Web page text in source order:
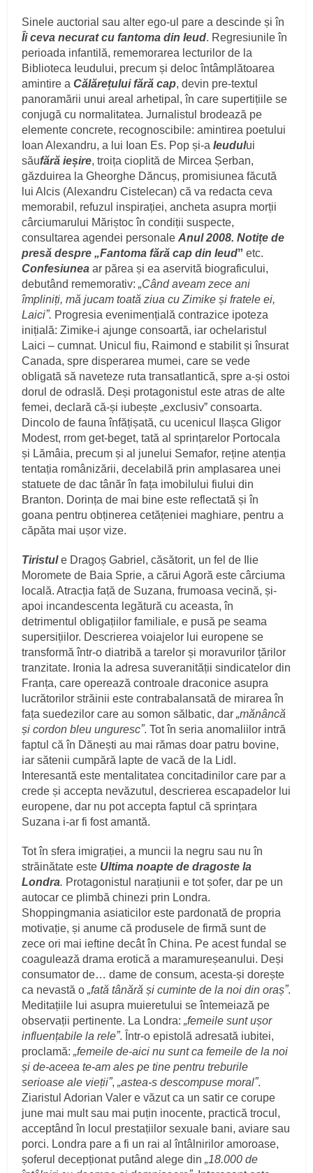
Sinele auctorial sau alter ego-ul pare a descinde și în
Îi ceva necurat cu fantoma din Ieud. Regresiunile în
perioada infantilă, rememorarea lecturilor de la
Biblioteca Ieudului, precum și deloc întâmplătoarea
amintire aCălărețului fără cap, devin pre-textul
panoramării unui areal arhetipal, în care supertițiile se
conjugă cu normalitatea. Jurnalistul brodează pe
elemente concrete, recognoscibile: amintirea poetului
Ioan Alexandru, a lui Ioan Es. Pop și-aIeudului
săufără ieșire, troița cioplită de Mircea Șerban,
găzduirea la Gheorghe Dăncuș, promisiunea făcută
lui Alcis (Alexandru Cistelecan) că va redacta ceva
memorabil, refuzul inspirației, ancheta asupra morții
cârciumarului Măriștoc în condiții suspecte,
consultarea agendei personaleAnul 2008. Notițe de
presă despre „Fantoma fără cap din Ieudˮ etc.
Confesiunea ar părea și ea aservită biograficului,
debutând rememorativ:„Când aveam zece ani
împliniți, mă jucam toată ziua cu Zimike și fratele ei,
Laiciˮ. Progresia evenimențială contrazice ipoteza
inițială: Zimike-i ajunge consoartă, iar ochelaristul
Laici – cumnat. Unicul fiu, Raimond e stabilit și însurat
Canada, spre disperarea mumei, care se vede
obligată să naveteze ruta transatlantică, spre a-și ostoi
dorul de odraslă. Deși protagonistul este atras de alte
femei, declară că-și iubește „exclusivˮ consoarta.
Dincolo de fauna înfățișată, cu ucenicul Ilașca Gligor
Modest, rrom get-beget, tată al sprințarelor Portocala
și Lămâia, precum și al junelui Semafor, reține atenția
tentația românizării, decelabilă prin amplasarea unei
statuete de dac tânăr în fața imobilului fiului din
Branton. Dorința de mai bine este reflectată și în
goana pentru obținerea cetățeniei maghiare, pentru a
căpăta mai ușor vize.
Tiristul e Dragoș Gabriel, căsătorit, un fel de Ilie
Moromete de Baia Sprie, a cărui Agoră este cârciuma
locală. Atracția față de Suzana, frumoasa vecină, și-
apoi incandescenta legătură cu aceasta, în
detrimentul obligațiilor familiale, e pusă pe seama
supersițiilor. Descrierea voiajelor lui europene se
transformă într-o diatribă a tarelor și moravurilor țărilor
tranzitate. Ironia la adresa suveranității sindicatelor din
Franța, care operează controale draconice asupra
lucrătorilor străinii este contrabalansată de mirarea în
fața suedezilor care au somon sălbatic, dar„mănâncă
și cordon bleu ungurescˮ. Tot în seria anomaliilor intră
faptul că în Dănești au mai rămas doar patru bovine,
iar sătenii cumpără lapte de vacă de la Lidl.
Interesantă este mentalitatea concitadinilor care par a
crede și accepta nevăzutul, descrierea escapadelor lui
europene, dar nu pot accepta faptul că sprințara
Suzana i-ar fi fost amantă.
Tot în sfera imigrației, a muncii la negru sau nu în
străinătate este Ultima noapte de dragoste la
Londra. Protagonistul narațiunii e tot șofer, dar pe un
autocar ce plimbă chinezi prin Londra.
Shoppingmania asiaticilor este pardonată de propria
motivație, și anume că produsele de firmă sunt de
zece ori mai ieftine decât în China. Pe acest fundal se
coagulează drama erotică a maramureșeanului. Deși
consumator de… dame de consum, acesta-și dorește
ca nevastă o„fată tânără și cuminte de la noi din orașˮ.
Meditațiile lui asupra muieretului se întemeiază pe
observații pertinente. La Londra:„femeile sunt ușor
influențabile la releˮ. Într-o epistolă adresată iubitei,
proclamă:„femeile de-aici nu sunt ca femeile de la noi
și de-aceea te-am ales pe tine pentru treburile
serioase ale viețiiˮ, „astea-s descompuse moralˮ.
Ziaristul Adorian Valer e văzut ca un satir ce corupe
june mai mult sau mai puțin inocente, practică trocul,
acceptând în locul prestațiilor sexuale bani, aviare sau
porci. Londra pare a fi un rai al întâlnirilor amoroase,
șoferul decepționat putând alege din„18.000 de